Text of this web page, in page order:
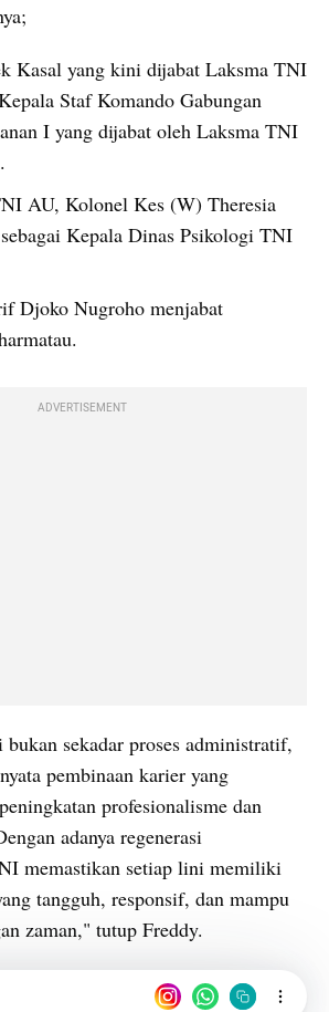
Kasal yang kini dijabat Laksma TNI
Staf Komando Gabungan
I yang dijabat oleh Laksma TNI
AU, Kolonel Kes (W) Theresia
Kepala Dinas Psikologi TNI
Djoko Nugroho menjabat
ADVERTISEMENT
sekadar proses administratif,
pembinaan karier yang
profesionalisme dan
adanya regenerasi
memastikan setiap lini memiliki
tangguh, responsif, dan mampu
zaman," tutup Freddy.
News Mutasi